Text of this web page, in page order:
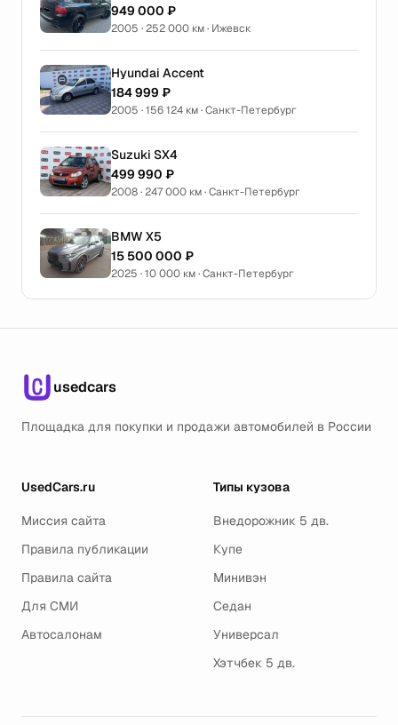
949 000 ₽
2005 · 252 000 км · Ижевск
Hyundai Accent
184 999 ₽
2005 · 156 124 км · Санкт-Петербург
Suzuki SX4
499 990 ₽
2008 · 247 000 км · Санкт-Петербург
BMW X5
15 500 000 ₽
2025 · 10 000 км · Санкт-Петербург
usedcars
Площадка для покупки и продажи автомобилей в России
UsedCars.ru
Миссия сайта
Правила публикации
Правила сайта
Для СМИ
Автосалонам
Типы кузова
Внедорожник 5 дв.
Купе
Минивэн
Седан
Универсал
Хэтчбек 5 дв.